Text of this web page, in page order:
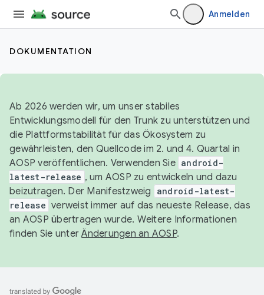
Anmelden
DOKUMENTATION
Ab 2026 werden wir, um unser stabiles
Entwicklungsmodell für den Trunk zu unterstützen und
die Plattformstabilität für das Ökosystem zu
gewährleisten, den Quellcode im 2. und 4. Quartal in
AOSP veröffentlichen. Verwenden Sie android-
latest-release , um AOSP zu entwickeln und dazu
beizutragen. Der Manifestzweig
android-latest-
release verweist immer auf das neueste Release, das
an AOSP übertragen wurde. Weitere Informationen
finden Sie unterÄnderungen an AOSP.